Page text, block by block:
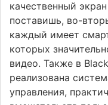
качественный
поставишь, во-
каждый имеет
которых
видео. Также в
реализована
управления,